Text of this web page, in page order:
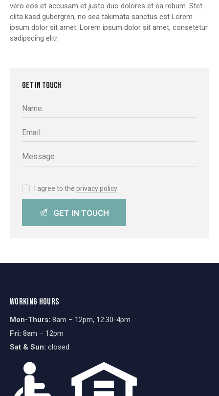
vero eos et accusam et justo duo dolores et ea rebum. Stet
clita kasd gubergren, no sea takimata sanctus est Lorem
ipsum dolor sit amet. Lorem ipsum dolor sit amet, consetetur
sadipscing elitr.
GET IN TOUCH
I agree to theprivacy policy
WORKING HOURS
Mon-Thurs: 8am – 12pm, 12:30-4pm
Fri: 8am – 12pm
Sat & Sun: closed